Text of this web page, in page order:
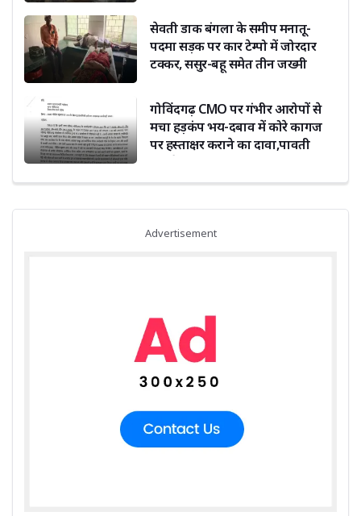
सेवती डाक बंगला के समीप मनातू-
पदमा सड़क पर कार टेम्पो में जोरदार
टक्कर, ससुर-बहू समेत तीन जख्मी
गोविंदगढ़ CMO पर गंभीर आरोपों से
मचा हड़कंप भय-दबाव में कोरे कागज
पर हस्ताक्षर कराने का दावा,पावती
Advertisement